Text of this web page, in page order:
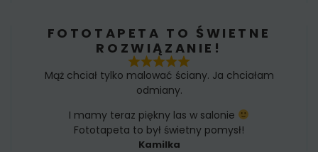
FOTOTAPETA TO ŚWIETNE
ROZWIĄZANIE!
Mąż chciał tylko malować ściany. Ja chciałam
odmiany.
I mamy teraz piękny las w salonie
Fototapeta to był świetny pomysł!
Kamilka